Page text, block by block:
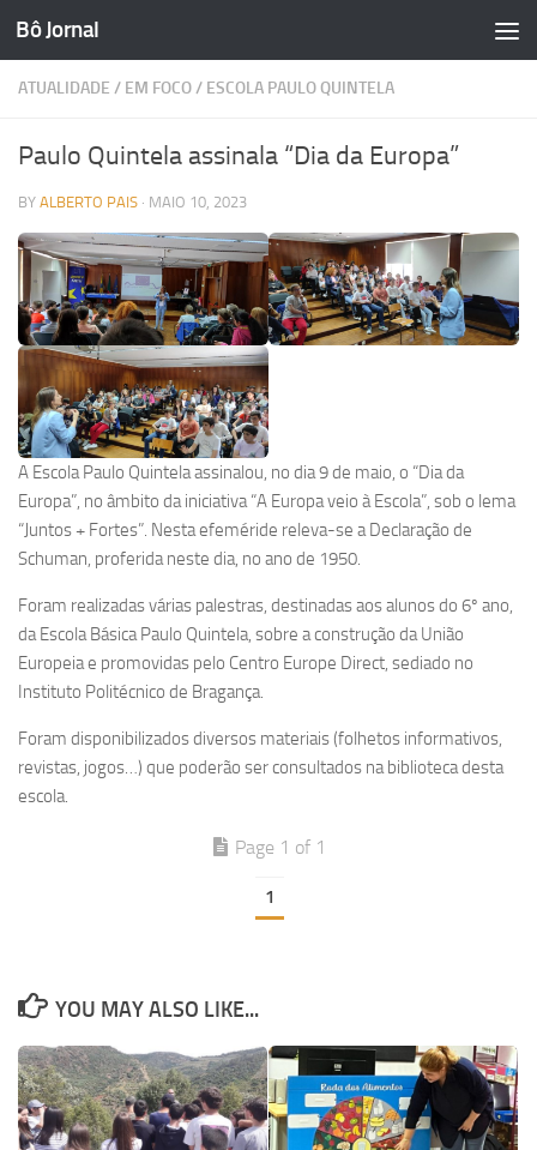
Skip to content
Bô Jornal
ATUALIDADE / EM FOCO/ ESCOLA PAULO QUINTELA
Paulo Quintela assinala “Dia da Europa”
BY ALBERTO PAIS · MAIO 10, 2023
A Escola Paulo Quintela assinalou, no dia 9 de maio, o “Dia da
Europa”, no âmbito da iniciativa “A Europa veio à Escola”, sob o lema
“Juntos + Fortes”. Nesta efeméride releva-se a Declaração de
Schuman, proferida neste dia, no ano de 1950.
Foram realizadas várias palestras, destinadas aos alunos do 6º ano,
da Escola Básica Paulo Quintela, sobre a construção da União
Europeia e promovidas pelo Centro Europe Direct, sediado no
Instituto Politécnico de Bragança.
Foram disponibilizados diversos materiais (folhetos informativos,
revistas, jogos…) que poderão ser consultados na biblioteca desta
escola.
Page 1 of 1
1
YOU MAY ALSO LIKE...